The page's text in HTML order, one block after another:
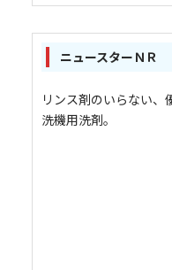
ニュースターＮＲ
リンス剤のいらない、
洗機用洗剤。